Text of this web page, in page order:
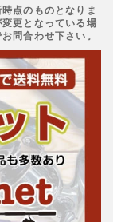
点のものとなりま
更となっている場
問合わせ下さい。